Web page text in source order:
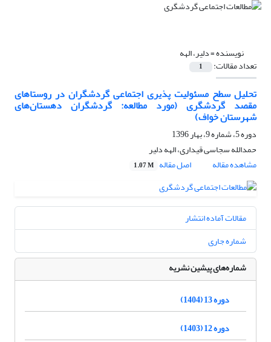
نویسنده =دلیر، الهه
تعداد مقالات: 1
تحلیل سطح مسئولیت پذیری اجتماعی گردشگران در روستاهای
مقصد گردشگری (مورد مطالعه: گردشگران دهستان‌های
شهرستان خواف)
دوره 5، شماره 9، بهار 1396
حمدالله سجاسی قیداری، الهه دلیر
مشاهده مقاله
اصل مقاله 1.07 M
مقالات آماده انتشار
شماره جاری
شماره‌های پیشین نشریه
دوره 13 (1404)
دوره 12 (1403)